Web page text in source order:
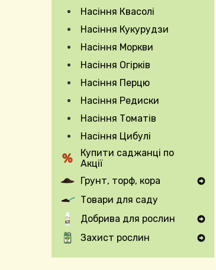
Насіння Квасолі
Насіння Кукурудзи
Насіння Моркви
Насіння Огірків
Насіння Перцю
Насіння Редиски
Насіння Томатів
Насіння Цибулі
Купити саджанці по
Акції
Грунт, торф, кора
Expand Secondary Navigation Menu
Товари для саду
Добрива для рослин
Expand Secondary Navigation Menu
Захист рослин
Expand Secondary Navigation Menu